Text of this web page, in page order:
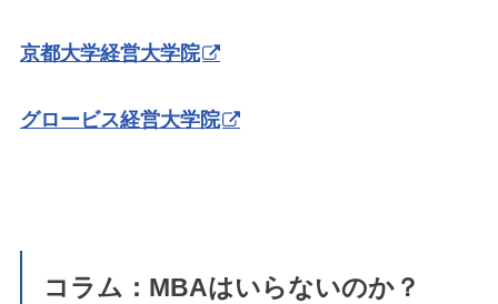
京都大学経営大学院
グロービス経営大学院
コラム：MBAはいらないのか？